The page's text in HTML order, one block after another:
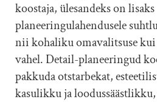
koostaja, ülesandeks on lisaks
planeeringulahendusele
nii kohaliku omavalitsuse
vahel. Detail-planeeringud
pakkuda otstarbekat,
kasulikku ja